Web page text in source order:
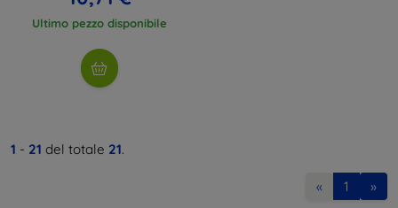
Ultimo pezzo disponibile
1 - 21 del totale 21.
« 1 »